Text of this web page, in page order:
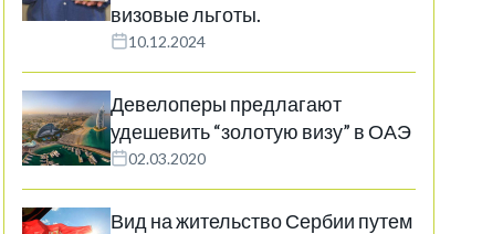
визовые льготы.
10.12.2024
Девелоперы предлагают
удешевить “золотую визу” в ОАЭ
02.03.2020
Вид на жительство Сербии путем